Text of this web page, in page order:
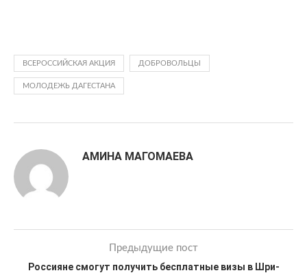
ВСЕРОССИЙСКАЯ АКЦИЯ ДОБРОВОЛЬЦЫ
МОЛОДЕЖЬ ДАГЕСТАНА
АМИНА МАГОМАЕВА
Предыдущие пост
Россияне смогут получить бесплатные визы в Шри-